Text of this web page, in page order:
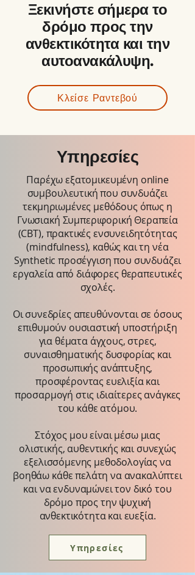
Ξεκινήστε σήμερα το
δρόμο προς την
ανθεκτικότητα και την
αυτοανακάλυψη.
Κλείσε Ραντεβού
Υπηρεσίες
Παρέχω εξατομικευμένη online
συμβουλευτική που συνδυάζει
τεκμηριωμένες μεθόδους όπως η
Γνωσιακή Συμπεριφορική Θεραπεία
(CBT), πρακτικές ενσυνειδητότητας
(mindfulness), καθώς και τη νέα
Synthetic προσέγγιση που συνδυάζει
εργαλεία από διάφορες θεραπευτικές
σχολές.
Οι συνεδρίες απευθύνονται σε όσους
επιθυμούν ουσιαστική υποστήριξη
για θέματα άγχους, στρες,
συναισθηματικής δυσφορίας και
προσωπικής ανάπτυξης,
προσφέροντας ευελιξία και
προσαρμογή στις ιδιαίτερες ανάγκες
του κάθε ατόμου.
Στόχος μου είναι μέσω μιας
ολιστικής, αυθεντικής και συνεχώς
εξελισσόμενης μεθοδολογίας να
βοηθάω κάθε πελάτη να ανακαλύπτει
και να ενδυναμώνει τον δικό του
δρόμο προς την ψυχική
ανθεκτικότητα και ευεξία.
Υπηρεσίες